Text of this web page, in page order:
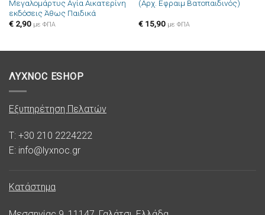
στην λίστα
επιθυμιών
Μεγαλομάρτυς Αγία Αικατερίνη
εκδόσεις Άθως Παιδικά
€2,90 με ΦΠΑ
στην λίστα
(Αρχ. Εφραιμ Βατοπαιδινός)
€15,90 με ΦΠΑ
ΛΥΧΝΟC ESHOP
Εξυπηρέτηση Πελατών
T: +30 210 2224222
E: info@lyxnoc.gr
Κατάστημα